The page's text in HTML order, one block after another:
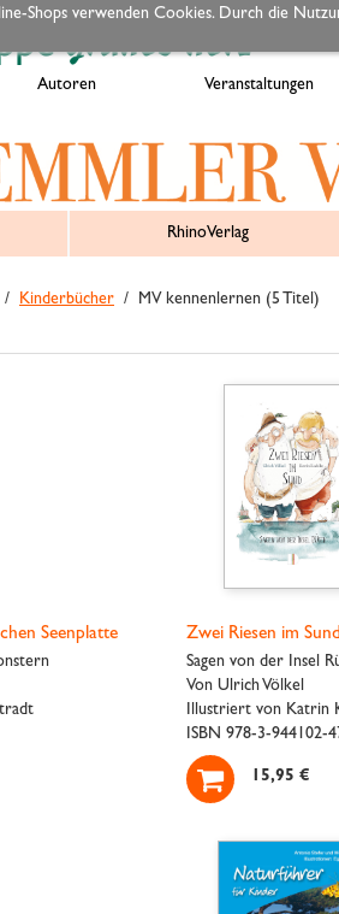
Shops verwenden Cookies. Durch die
RhinoVerlag
Autoren Veranstaltungen
/ Kinderbücher / MV kennenlernen (5 Titel)
Seenplatte Zwei Riesen im Sund
Sagen von der Insel
Von Ulrich Völkel
Illustriert von Katrin
ISBN 978-3-944102-
 15,95 €